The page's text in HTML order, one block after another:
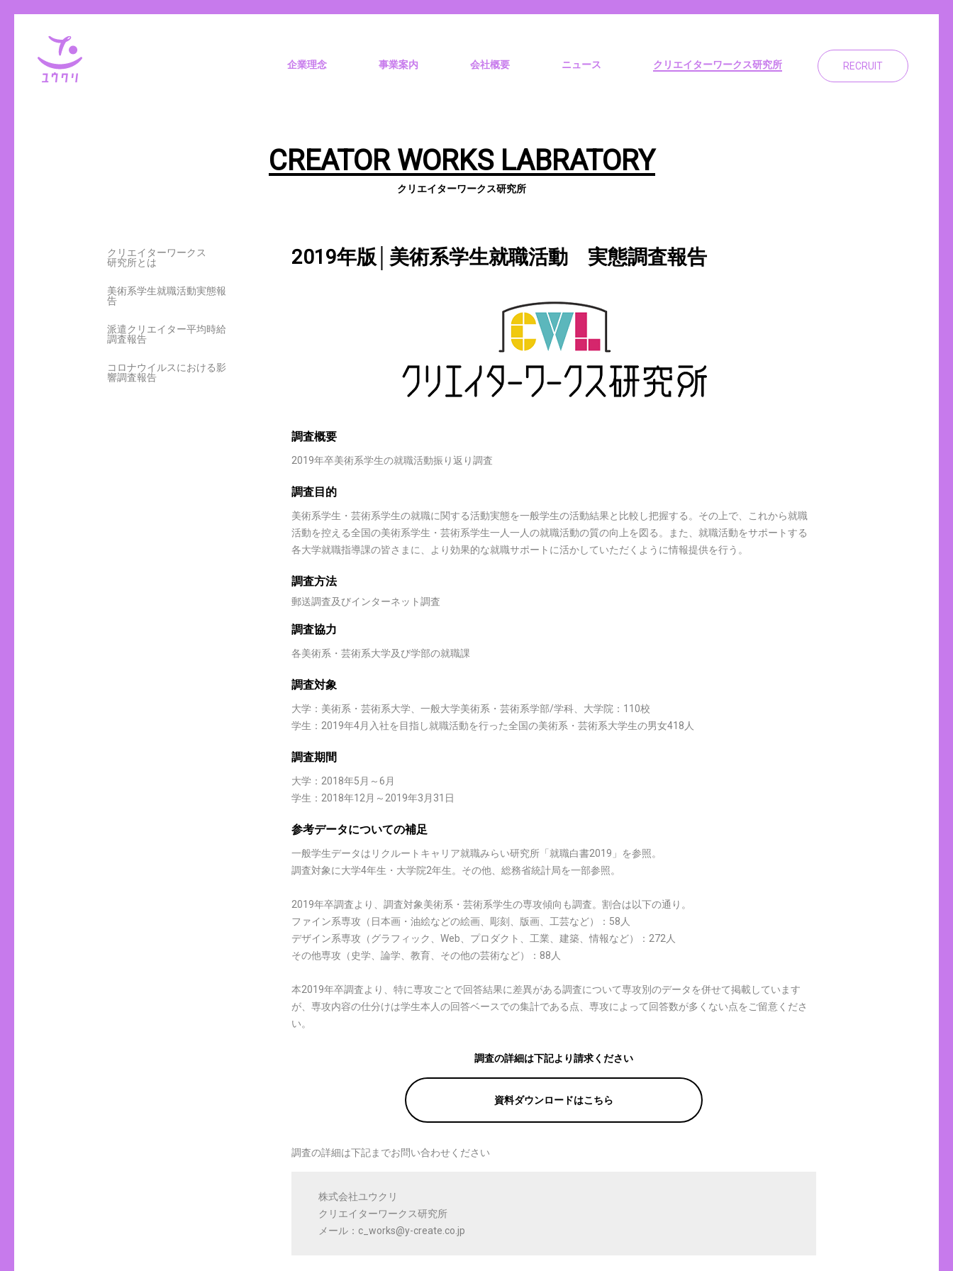
企業理念 事業案内 会社概要 ニュース クリエイターワークス研究所 RECRUIT
CREATOR WORKS LABRATORY
クリエイターワークス研究所
クリエイターワークス
研究所とは
美術系学生就職活動実態報
告
派遣クリエイター平均時給
調査報告
コロナウイルスにおける影
響調査報告
2019年版│美術系学生就職活動 実態調査報告
調査概要
2019年卒美術系学生の就職活動振り返り調査
調査目的
美術系学生・芸術系学生の就職に関する活動実態を一般学生の活動結果と比較し把握する。その上で、これから就職
活動を控える全国の美術系学生・芸術系学生一人一人の就職活動の質の向上を図る。また、就職活動をサポートする
各大学就職指導課の皆さまに、より効果的な就職サポートに活かしていただくように情報提供を行う。
調査方法
郵送調査及びインターネット調査
調査協力
各美術系・芸術系大学及び学部の就職課
調査対象
大学：美術系・芸術系大学、一般大学美術系・芸術系学部/学科、大学院：110校
学生：2019年4月入社を目指し就職活動を行った全国の美術系・芸術系大学生の男女418人
調査期間
大学：2018年5月～6月
学生：2018年12月～2019年3月31日
参考データについての補足
一般学生データはリクルートキャリア就職みらい研究所「就職白書2019」を参照。
調査対象に大学4年生・大学院2年生。その他、総務省統計局を一部参照。
2019年卒調査より、調査対象美術系・芸術系学生の専攻傾向も調査。割合は以下の通り。
ファイン系専攻（日本画・油絵などの絵画、彫刻、版画、工芸など）：58人
デザイン系専攻（グラフィック、Web、プロダクト、工業、建築、情報など）：272人
その他専攻（史学、論学、教育、その他の芸術など）：88人
本2019年卒調査より、特に専攻ごとで回答結果に差異がある調査について専攻別のデータを併せて掲載しています
が、専攻内容の仕分けは学生本人の回答ベースでの集計である点、専攻によって回答数が多くない点をご留意くださ
い。
調査の詳細は下記より請求ください
資料ダウンロードはこちら
調査の詳細は下記までお問い合わせください
株式会社ユウクリ
クリエイターワークス研究所
メール：c_works@y-create.co.jp